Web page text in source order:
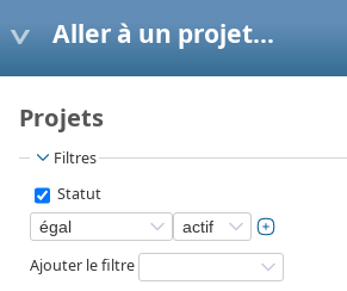
Aller à un projet...
Projets
Filtres
Statut
Ajouter le filtre